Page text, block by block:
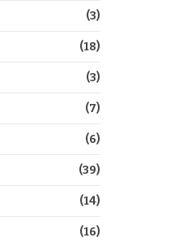
(3)
(18)
(3)
(7)
(6)
(39)
(14)
(16)